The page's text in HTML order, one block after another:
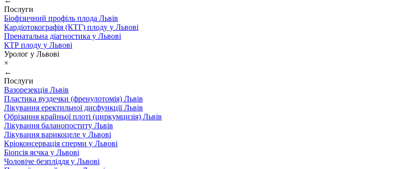
Послуги
Біофізичний профіль плода Львів
Кардіотокографія (КТГ) плоду у Львові
Пренатальна діагностика у Львові
КТР плоду у Львові
Уролог у Львові
×
←
Послуги
Вазорезекція Львів
Пластика вуздечки (френулотомія) Львів
Лікування еректильної дисфункції Львів
Обрізання крайньої плоті (циркумцизія) Львів
Лікування баланопоститу Львів
Лікування варикоцеле у Львові
Кріоконсервація сперми у Львові
Біопсія яєчка у Львові
Чоловіче безпліддя у Львові